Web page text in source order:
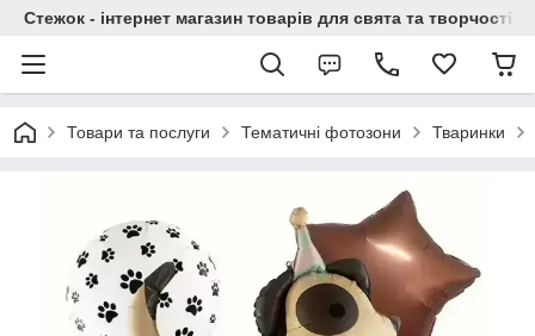
Стежок - інтернет магазин товарів для свята та творчості
Товари та послуги Тематичні фотозони Тваринки